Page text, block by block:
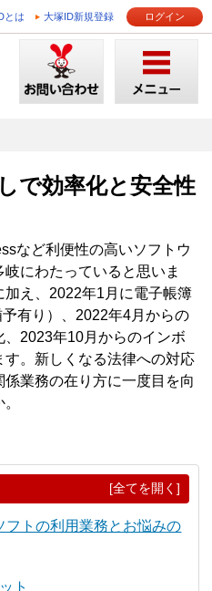
とは 大塚ID新規登録 ログイン
で効率化と安全性
など利便性の高いソフトウ
にわたっていると思いま
え、2022年1月に電子帳簿
有り）、2022年4月からの
2023年10月からのインボ
。新しくなる法律への対応
業務の在り方に一度目を向
[全てを開く]
フトの利用業務とお悩みの
ト